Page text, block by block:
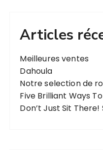
Articles
Meilleures ventes
Dahoula
Notre selection de
Five Brilliant Ways
Don’t Just Sit